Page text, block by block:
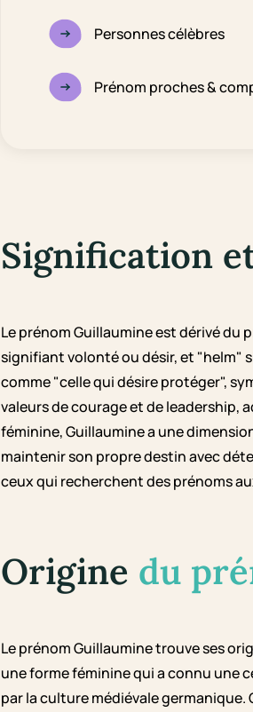
Personnes célèbres
Prénom proches &
Signification
Le prénom Guillaumine est dérivé du
signifiant volonté ou désir, et "helm"
comme "celle qui désire protéger",
valeurs de courage et de leadership,
féminine, Guillaumine a une
maintenir son propre destin avec
ceux qui recherchent des prénoms
Origine du
Le prénom Guillaumine trouve ses
une forme féminine qui a connu une
par la culture médiévale